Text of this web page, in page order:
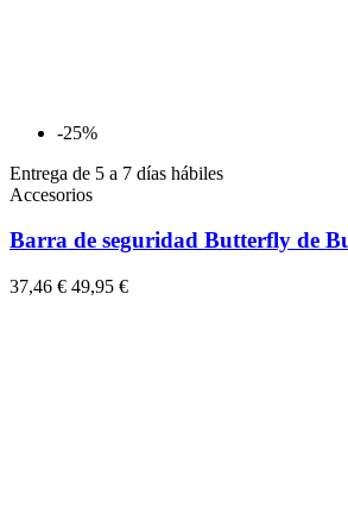
-25%
Entrega de 5 a 7 días hábiles
Accesorios
Barra de seguridad Butterfly de
37,46 € 49,95 €